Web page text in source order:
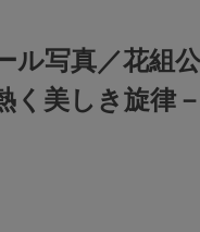
ル写真／花組
美しき旋律－